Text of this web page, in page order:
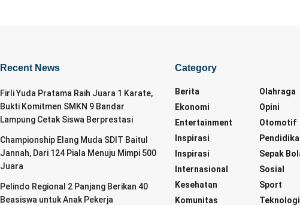
Recent News
Firli Yuda Pratama Raih Juara 1 Karate,
Bukti Komitmen SMKN 9 Bandar
Lampung Cetak Siswa Berprestasi
Championship Elang Muda SDIT Baitul
Jannah, Dari 124 Piala Menuju Mimpi 500
Juara
Pelindo Regional 2 Panjang Berikan 40
Beasiswa untuk Anak Pekerja
Category
Berita
Ekonomi
Entertainment
Inspirasi
Inspirasi
Internasional
Kesehatan
Komunitas
Olahraga
Opini
Otomotif
Sepak
Sosial
Sport
Teknologi